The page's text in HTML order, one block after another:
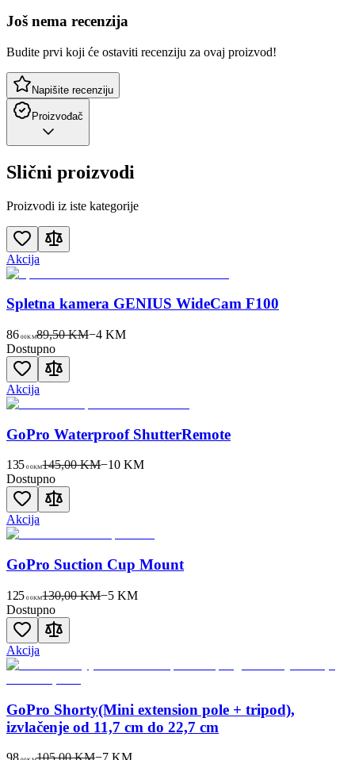
Još nema recenzija
Budite prvi koji će ostaviti recenziju za ovaj proizvod!
Napišite recenziju
Proizvođač
Slični proizvodi
Proizvodi iz iste kategorije
Akcija
Spletna kamera GENIUS WideCam F100
86 00KM89,50 KM−4KM
Dostupno
Akcija
GoPro Waterproof ShutterRemote
135 00KM145,00 KM−10 KM
Dostupno
Akcija
GoPro Suction Cup Mount
125 00KM130,00 KM−5 KM
Dostupno
Akcija
GoPro Shorty(Mini extension pole + tripod),
izvlačenje od 11,7 cm do 22,7 cm